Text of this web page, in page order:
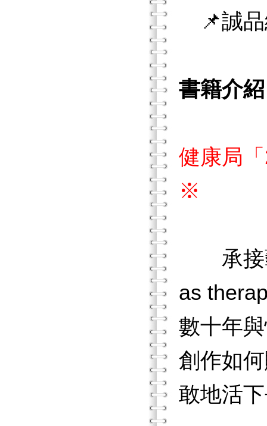
📌誠品
書籍介紹
健康局
※
承
as
數十年
創作如
敢地活